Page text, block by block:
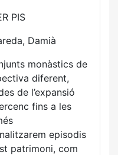
PIS
Damià
monàstics de
diferent,
de l’expansió
fins a les
episodis
patrimoni, com